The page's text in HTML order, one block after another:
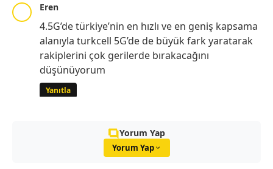
Eren
4.5G’de türkiye’nin en hızlı ve en geniş kapsama
alanıyla turkcell 5G’de de büyük fark yaratarak
rakiplerini çok gerilerde bırakacağını
düşünüyorum
Yanıtla
Yorum Yap
Yorum Yap